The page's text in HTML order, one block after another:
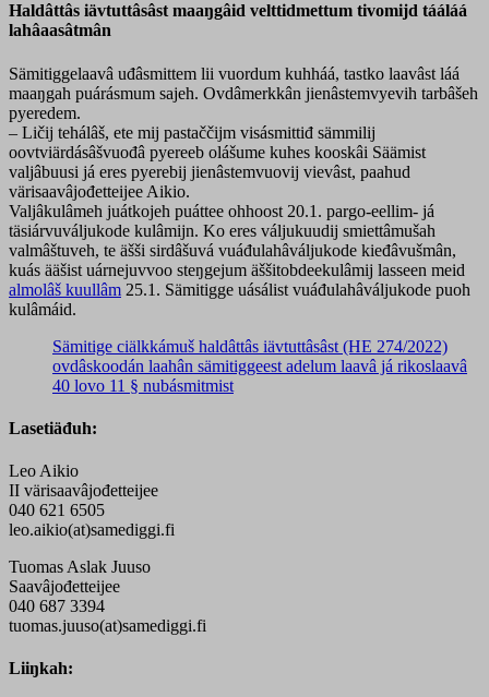
Haldâttâs iävtuttâsâst maaŋgâid velttidmettum tivomijd tááláá
lahâaasâtmân
Sämitiggelaavâ uđâsmittem lii vuordum kuhháá, tastko laavâst láá
maaŋgah puárásmum sajeh. Ovdâmerkkân jienâstemvyevih tarbâšeh
pyeredem.
– Ličij tehálâš, ete mij pastaččijm visásmittiđ sämmilij
oovtviärdásâšvuođâ pyereeb olášume kuhes kooskâi Säämist
valjâbuusi já eres pyerebij jienâstemvuovij vievâst, paahud
värisaavâjođetteijee Aikio.
Valjâkulâmeh juátkojeh puáttee ohhoost 20.1. pargo-eellim- já
täsiárvuváljukode kulâmijn. Ko eres váljukuudij smiettâmušah
valmâštuveh, te äšši sirdâšuvá vuáđulahâváljukode kieđâvušmân,
kuás ääšist uárnejuvvoo steŋgejum äššitobdeekulâmij lasseen meid
almolâš kuullâm 25.1. Sämitigge uásálist vuáđulahâváljukode puoh
kulâmáid.
Sämitige ciälkkámuš haldâttâs iävtuttâsâst (HE 274/2022)
ovdâskoodán laahân sämitiggeest adelum laavâ já rikoslaavâ
40 lovo 11 § nubásmitmist
Lasetiäđuh:
Leo Aikio
II värisaavâjođetteijee
040 621 6505
leo.aikio(at)samediggi.fi
Tuomas Aslak Juuso
Saavâjođetteijee
040 687 3394
tuomas.juuso(at)samediggi.fi
Liiŋkah: